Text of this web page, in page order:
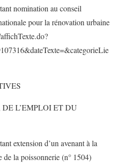
nomination au conseil
pour la rénovation urbaine
L’EMPLOI ET DU
extension d’un avenant à la
la poissonnerie (n° 1504)